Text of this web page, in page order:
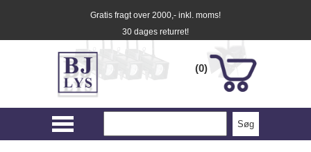
Gratis fragt over 2000,- inkl. moms!
30 dages returret!
(0)